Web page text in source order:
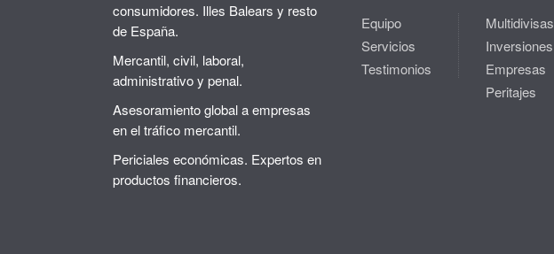
consumidores. Illes Balears y resto
de España.
Mercantil, civil, laboral,
administrativo y penal.
Asesoramiento global a empresas
en el tráfico mercantil.
Periciales económicas. Expertos en
productos financieros.
Equipo
Servicios
Testimonios
Multidivisas
Inversiones
Empresas
Peritajes